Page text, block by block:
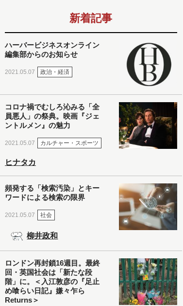
新着記事
ハーバービジネスオンライン
編集部からのお知らせ
2021.05.07 政治・経済
コロナ禍でむしろ沁みる「全
員悪人」の祭典。映画『ジェ
ントルメン』の魅力
2021.05.07 カルチャー・スポーツ
ヒナタカ
頻発する「検索汚染」とキー
ワードによる検索の限界
2021.05.07 社会
柳井政和
ロンドン再封鎖16週目。最終
回・英国社会は「新たな段
階」に。＜入江敦彦の『足止
め喰らい日記』嫌々乍ら
Returns＞